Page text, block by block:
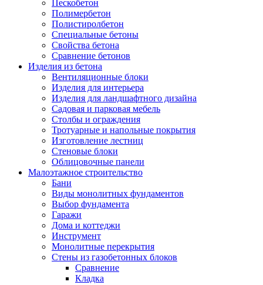
Пескобетон
Полимербетон
Полистиролбетон
Специальные бетоны
Свойства бетона
Сравнение бетонов
Изделия из бетона
Вентиляционные блоки
Изделия для интерьера
Изделия для ландшафтного дизайна
Садовая и парковая мебель
Столбы и ограждения
Тротуарные и напольные покрытия
Изготовление лестниц
Стеновые блоки
Облицовочные панели
Малоэтажное строительство
Бани
Виды монолитных фундаментов
Выбор фундамента
Гаражи
Дома и коттеджи
Инструмент
Монолитные перекрытия
Стены из газобетонных блоков
Сравнение
Кладка